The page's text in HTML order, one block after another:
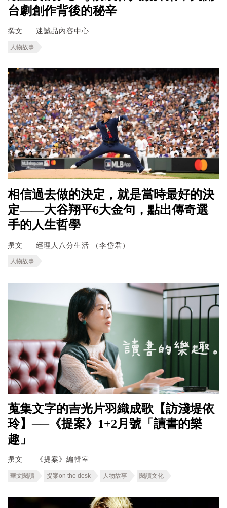
台劇創作背後的秘辛
撰文 迷誠品內容中心
人物故事
相信過去做的決定，就是當時最好的決
定——大谷翔平6大金句，點出傳奇選
手的人生哲學
撰文 經理人八分生活 （李岱君）
人物故事
蒐集文字的吉光片羽織成歌【訪淺堤依
玲】──《提案》1+2月號「讀書的樂
趣」
撰文 《提案》編輯室
華文閱讀 提案on the desk 人物故事 閱讀文化